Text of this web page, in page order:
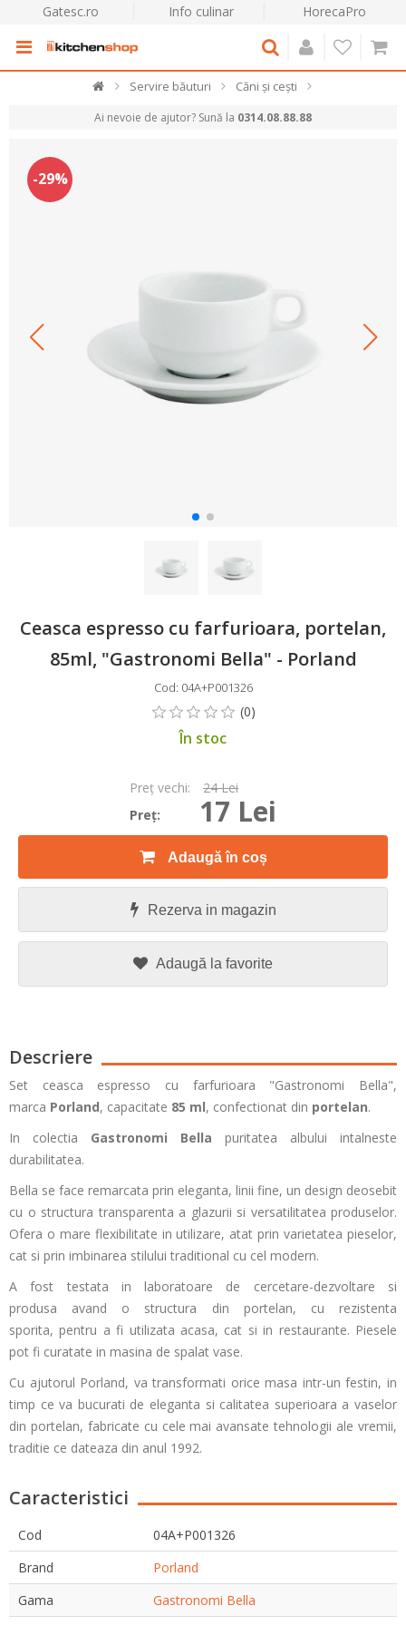
Gatesc.ro Info culinar HorecaPro
Servire băuturi Căni și cești
Ai nevoie de ajutor? Sună la 0314.08.88.88
-29%
Ceasca espresso cu farfurioara, portelan,
85ml, "Gastronomi Bella" - Porland
Cod: 04A+P001326
În stoc
Preţ vechi:
24 Lei
Preţ:
17 Lei
Adaugă în coș
Rezerva in magazin
Adaugă la favorite
Descriere
Set ceasca espresso cu farfurioara "Gastronomi Bella",
marca Porland, capacitate 85 ml, confectionat din portelan.
In colectia Gastronomi Bella
puritatea albului intalneste
durabilitatea.
Bella se face remarcata prin eleganta, linii fine, un design deosebit
cu o structura transparenta a glazurii si versatilitatea produselor.
Ofera o mare flexibilitate in utilizare, atat prin varietatea pieselor,
cat si prin imbinarea stilului traditional cu cel modern.
A fost testata in laboratoare de cercetare-dezvoltare si
produsa avand o structura din portelan, cu rezistenta
sporita, pentru a fi utilizata acasa, cat si in restaurante. Piesele
pot fi curatate in masina de spalat vase.
Cu ajutorul Porland, va transformati orice masa intr-un festin, in
timp ce va bucurati de eleganta si calitatea superioara a vaselor
din portelan, fabricate cu cele mai avansate tehnologii ale vremii,
traditie ce dateaza din anul 1992.
Caracteristici
Cod
04A+P001326
Brand
Porland
Gama
Gastronomi Bella